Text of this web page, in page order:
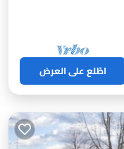
اطّلع على العرض